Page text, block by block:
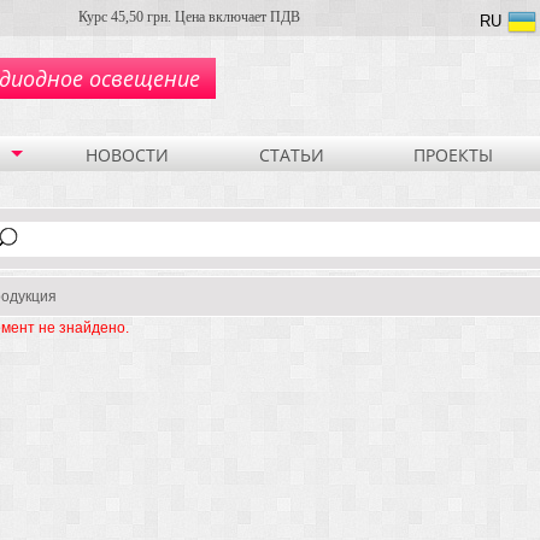
Курс 45,50 грн. Цена включает ПДВ RU
освещение
НОВОСТИ СТАТЬИ ПРОЕКТЫ
не знайдено.